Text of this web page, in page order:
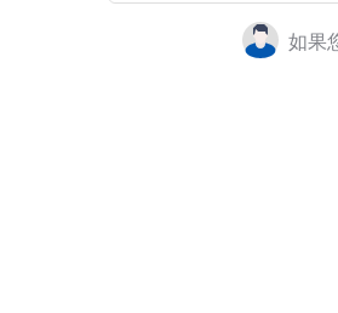
如果